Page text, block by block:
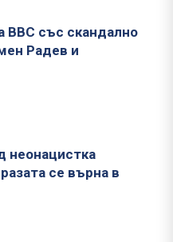
ВВС със скандално
Радев и
неонацистка
се върна в